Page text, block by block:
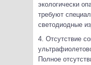
экологически
требуют
светодиодные
4. Отсутствие
Полное